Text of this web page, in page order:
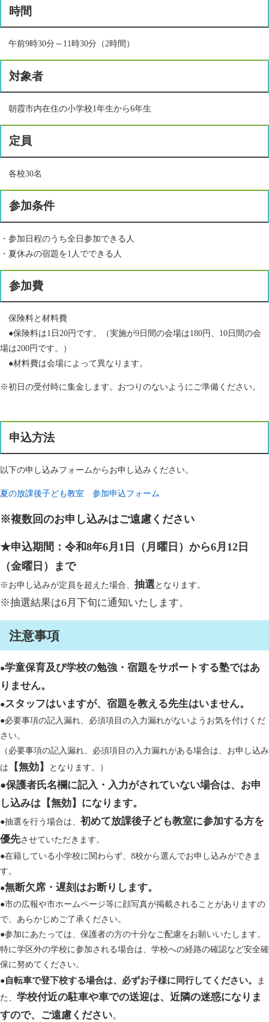
時間
午前9時30分～11時30分（2時間）
対象者
朝霞市内在住の小学校1年生から6年生
定員
各校30名
参加条件
・参加日程のうち全日参加できる人
・夏休みの宿題を1人でできる人
参加費
保険料と材料費
●保険料は1日20円です。（実施が9日間の会場は180円、10日間の会
場は200円です。）
●材料費は会場によって異なります。
※初日の受付時に集金します。おつりのないようにご準備ください。
申込方法
以下の申し込みフォームからお申し込みください。
夏の放課後子ども教室 参加申込フォーム
※複数回のお申し込みはご遠慮ください
★申込期間：令和8年6月1日（月曜日）から6月12日
（金曜日）まで
※お申し込みが定員を超えた場合、 抽選となりま す。
※抽選結果は6月下旬に通知いたします。
注意事項
●学童保育及び学校の勉強・宿題をサポートする塾ではあ
りません。
●スタッフはいますが、宿題を教える先生はいません。
​●必要事項の記入漏れ、必須項目の入力漏れがないようお気を付けくだ
さい。
（必要事項の記入漏れ、必須項目の入力漏れがある場合は、お申し込み
は
【無効】 となります。）
●保護者氏名欄に記入・入力がされていない場合は、お申
し込みは【無効】になります。
​●抽選を行う場合は、 初めて放課後子ども教室に参加する方を
優先させていただきます。
●在籍している小学校に関わらず、8校から選んでお申し込みができま
す。
●無断欠席・遅刻はお断りします。
●市の広報や市ホームページ等に顔写真が掲載されることがありますの
で、あらかじめご了承ください。
●参加にあたっては、保護者の方の十分なご配慮をお願いいたします。
特に学区外の学校に参加される場合は、学校への経路の確認など安全確
保に努めてください。
●自転車で登下校する場合は、必ずお子様に同行してください。
ま
た、 学校付近の駐車や車での送迎は、近隣の迷惑になりま
すので、ご遠慮ください。